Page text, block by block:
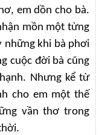
em dồn cho bà.
mồn một từng
những khi bà phơi
cuộc đời bà cũng
Nhưng kể từ
cho em một thế
vần thơ trong